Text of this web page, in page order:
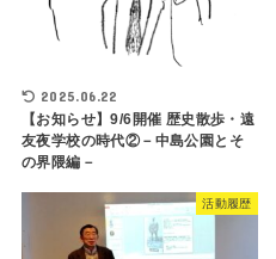
2025.06.22
【お知らせ】9/6開催 歴史散歩・遠
友夜学校の時代②－中島公園とそ
の界隈編－
活動履歴